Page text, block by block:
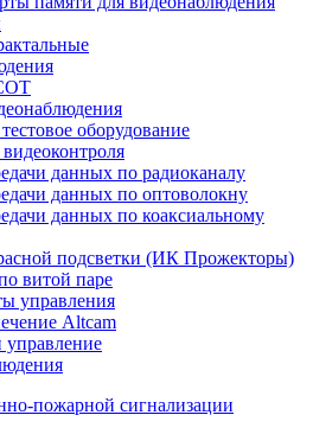
оборудование
данных по радиоканалу
данных по оптоволокну
данных по коаксиальному
подсветки (ИК Прожекторы)
витой паре
управления
Altcam
пожарной сигнализации